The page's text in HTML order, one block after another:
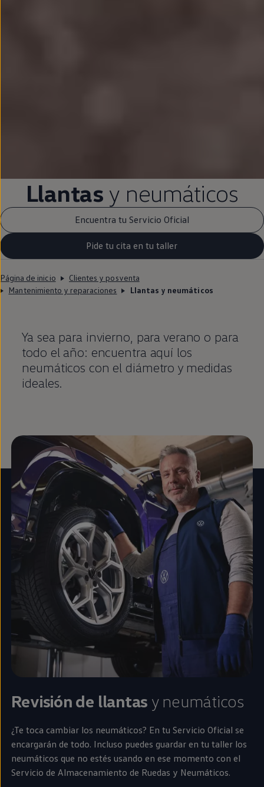
Llantas y neumáticos
Encuentra tu Servicio Oficial
Pide tu cita en tu taller
Página de inicio
Clientes y posventa
Mantenimiento y reparaciones
Llantas y neumáticos
Ya sea para invierno, para verano o para
todo el año: encuentra aquí los
neumáticos con el diámetro y medidas
ideales.
Revisión de llantas y neumáticos
¿Te toca cambiar los neumáticos? En tu Servicio Oficial se
encargarán de todo. Incluso puedes guardar en tu taller los
neumáticos que no estés usando en ese momento con el
Servicio de Almacenamiento de Ruedas y Neumáticos.